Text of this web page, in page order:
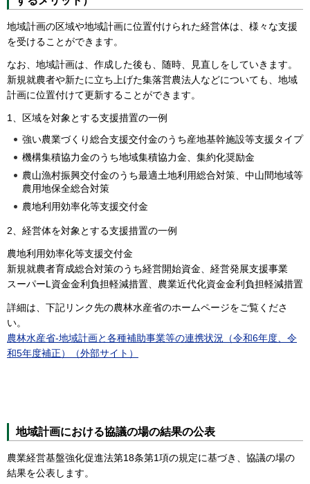
地域計画の区域や地域計画に位置付けられた経営体は、様々な支援
を受けることができます。
なお、地域計画は、作成した後も、随時、見直しをしていきます。
新規就農者や新たに立ち上げた集落営農法人などについても、地域
計画に位置付けて更新することができます。
1、区域を対象とする支援措置の一例
強い農業づくり総合支援交付金のうち産地基幹施設等支援タイプ
機構集積協力金のうち地域集積協力金、集約化奨励金
農山漁村振興交付金のうち最適土地利用総合対策、中山間地域等
農用地保全総合対策
農地利用効率化等支援交付金
2、経営体を対象とする支援措置の一例
農地利用効率化等支援交付金
新規就農者育成総合対策のうち経営開始資金、経営発展支援事業
スーパーL資金金利負担軽減措置、農業近代化資金金利負担軽減措置
詳細は、下記リンク先の農林水産省のホームページをご覧くださ
い。
農林水産省-地域計画と各種補助事業等の連携状況（令和6年度、令
和5年度補正）（外部サイト）
地域計画における協議の場の結果の公表
農業経営基盤強化促進法第18条第1項の規定に基づき、協議の場の
結果を公表します。